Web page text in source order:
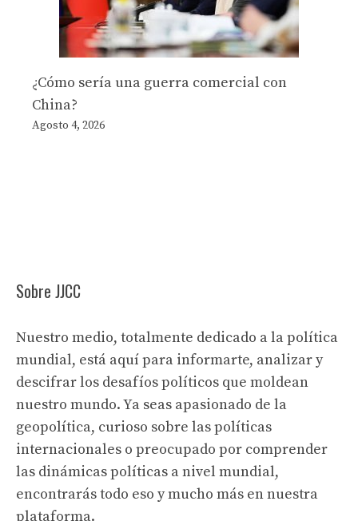
¿Cómo sería una guerra comercial con
China?
Agosto 4, 2026
Sobre JJCC
Nuestro medio, totalmente dedicado a la política
mundial, está aquí para informarte, analizar y
descifrar los desafíos políticos que moldean
nuestro mundo. Ya seas apasionado de la
geopolítica, curioso sobre las políticas
internacionales o preocupado por comprender
las dinámicas políticas a nivel mundial,
encontrarás todo eso y mucho más en nuestra
plataforma.